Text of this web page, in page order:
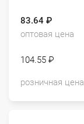
83.64 ₽
оптовая цена
104.55 ₽
розничная цена